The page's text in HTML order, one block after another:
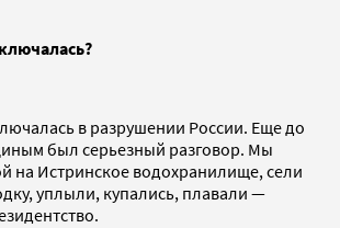
в разрушении России. Еще до
был серьезный разговор. Мы
на Истринское водохранилище, сели
уплыли, купались, плавали —